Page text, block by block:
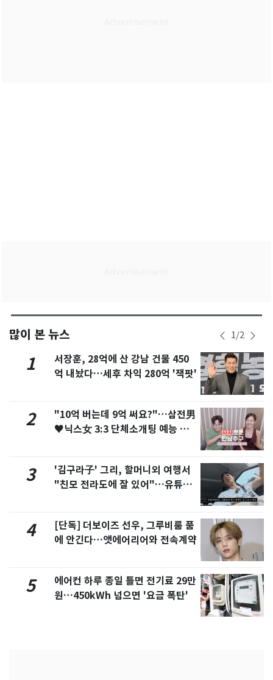
많이 본 뉴스 1/2
1
서장훈, 28억에 산 강남 건물 450
억 내놨다…세후 차익 280억 '잭팟'
2
"10억 버는데 9억 써요?"…삼전男
♥닉스女 3:3 단체소개팅 예능 화
3
'김구라子' 그리, 할머니외 여행서
"친모 전라도에 잘 있어"…유튜브
4
[단독] 더보이즈 선우, 그루비룸 품
에 안긴다…앳에어리어와 전속계약
5
에어컨 하루 종일 틀면 전기료 29만
원…450kWh 넘으면 '요금 폭탄'